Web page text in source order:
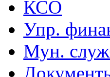
КСО
Упр.
Мун.